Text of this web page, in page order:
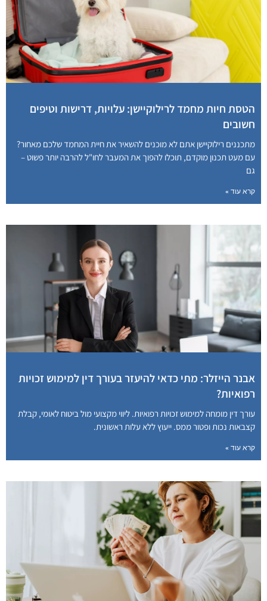
הטסת חיות מחמד לרילוקיישן: עלויות, דרישות וטיפים
חשובים
מתכננים רילוקיישן אתם לא מוכנים להשאיר את חיית המחמד שלכם מאחור?
עם מעט תכנון מוקדם, תוכלו להפוך את המעבר לחו"ל להרבה יותר פשוט –
גם
קרא עוד »
אבנר הייזלר: מתי כדאי להיעזר בעורך דין למימוש זכויות
רפואיות?
עורך דין מומחה למימוש זכויות רפואיות. ליווי מקצועי מול ביטוח לאומי, קבלת
קצבאות נכות ופטור ממס. ייעוץ ללא עלות ראשונית.
קרא עוד »